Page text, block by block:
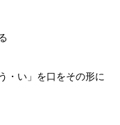
・い」を口をその形に